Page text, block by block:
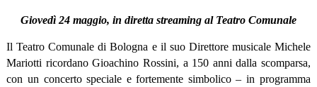
Giovedì 24 maggio, in diretta streaming al Teatro Comunale
Il Teatro Comunale di Bologna e il suo Direttore musicale Michele
Mariotti ricordano Gioachino Rossini, a 150 anni dalla scomparsa,
con un concerto speciale e fortemente simbolico – in programma